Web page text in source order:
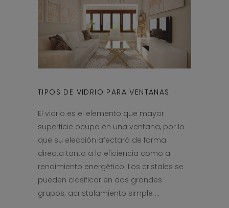
TIPOS DE VIDRIO PARA VENTANAS
El vidrio es el elemento que mayor
superficie ocupa en una ventana, por lo
que su elección afectará de forma
directa tanto a la eficiencia como al
rendimiento energético. Los cristales se
pueden clasificar en dos grandes
grupos; acristalamiento simple